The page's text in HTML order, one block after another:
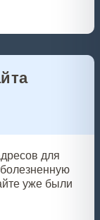
для
уже были